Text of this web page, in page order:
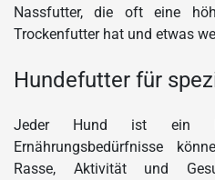
Nassfutter, die oft eine
Trockenfutter hat und etwas
Hundefutter für
Jeder Hund ist ein
Ernährungsbedürfnisse
Rasse, Aktivität und